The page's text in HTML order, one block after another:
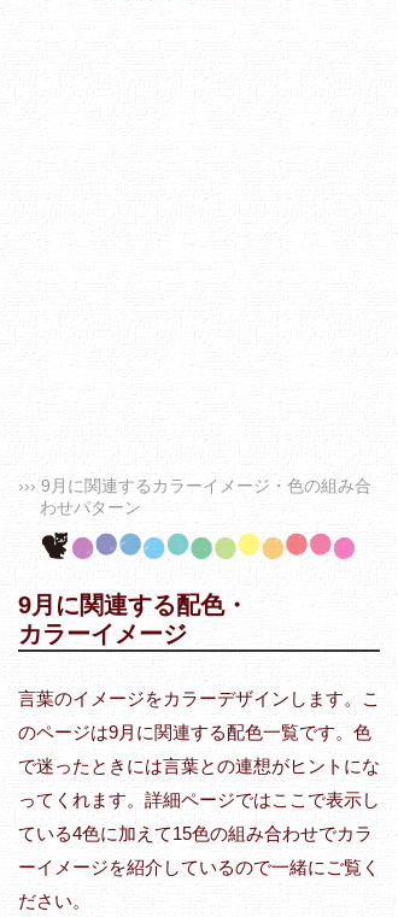
››› 9月に関連するカラーイメージ・色の組み合
わせパターン
9月に関連する配色・
カラーイメージ
言葉のイメージをカラーデザインします。こ
のページは9月に関連する配色一覧です。色
で迷ったときには言葉との連想がヒントにな
ってくれます。詳細ページではここで表示し
ている4色に加えて15色の組み合わせでカラ
ーイメージを紹介しているので一緒にご覧く
ださい。